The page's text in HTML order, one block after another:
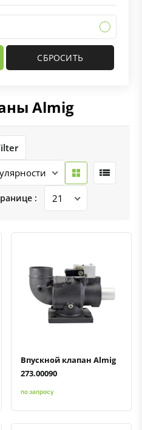
Almig
:
Быстрый просмотрДобавить к сравнению
Добавить в избранное
Впускной клапан Almig
273.00090
по запросу